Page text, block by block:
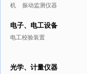
机
振动监测仪器
电子、电工设备
电工校验装置
光学、计量仪器